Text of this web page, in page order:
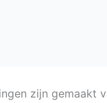
zijn gemaakt